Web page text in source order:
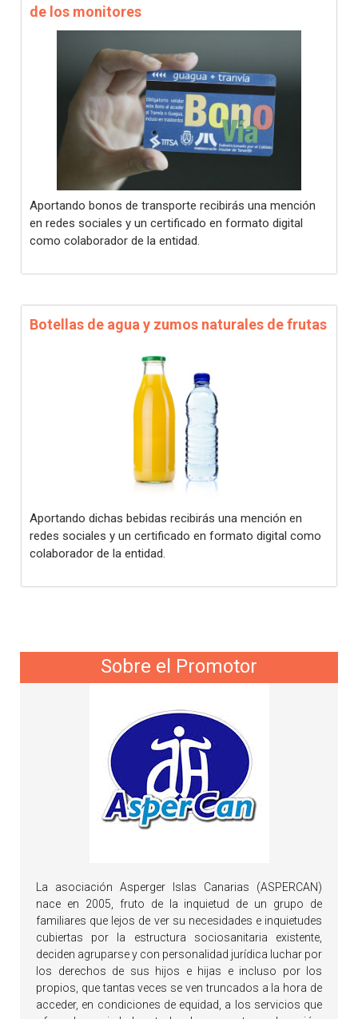
de los monitores
Aportando bonos de transporte recibirás una mención
en redes sociales y un certificado en formato digital
como colaborador de la entidad.
Botellas de agua y zumos naturales de frutas
Aportando dichas bebidas recibirás una mención en
redes sociales y un certificado en formato digital como
colaborador de la entidad.
Sobre el Promotor
La asociación Asperger Islas Canarias (ASPERCAN)
nace en 2005, fruto de la inquietud de un grupo de
familiares que lejos de ver su necesidades e inquietudes
cubiertas por la estructura sociosanitaria existente,
deciden agruparse y con personalidad jurídica luchar por
los derechos de sus hijos e hijas e incluso por los
propios, que tantas veces se ven truncados a la hora de
acceder, en condiciones de equidad, a los servicios que